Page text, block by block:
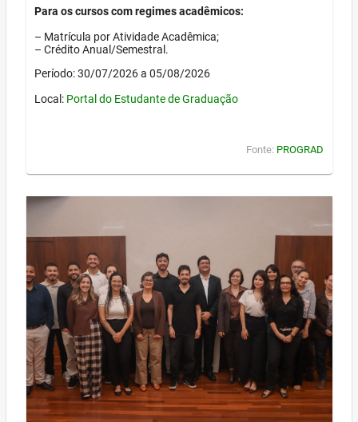
Para os cursos com regimes acadêmicos:
– Matrícula por Atividade Acadêmica;
– Crédito Anual/Semestral.
Período: 30/07/2026 a 05/08/2026
Local: Portal do Estudante de Graduação
Fonte: PROGRAD